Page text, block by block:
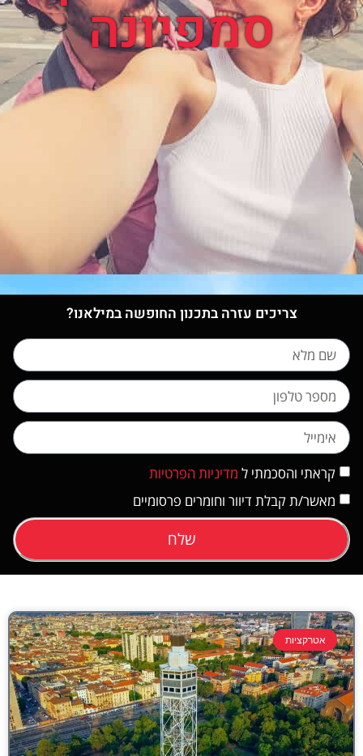
סמפיונה
צריכים עזרה בתכנון החופשה במילאנו?
קראתי והסכמתי ל מדיניות הפרטיות
מאשר/ת קבלת דיוור וחומרים פרסומיים
שלח
אטרקציות